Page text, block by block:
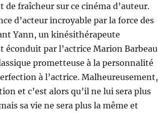
fraîcheur sur ce cinéma d’auteur.
d’acteur incroyable par la force des
Yann, un kinésithérapeute
éconduit par l’actrice Marion Barbeau
prometteuse à la personnalité
à l’actrice. Malheureusement,
et c’est alors qu’il ne lui sera plus
sa vie ne sera plus la même et